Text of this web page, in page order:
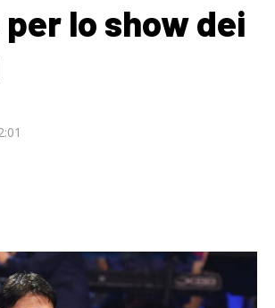
lo show dei